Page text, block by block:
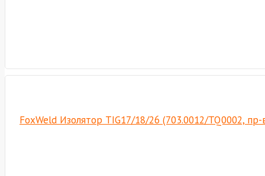
FoxWeld Изолятор TIG17/18/26 (703.0012/TQ0002,